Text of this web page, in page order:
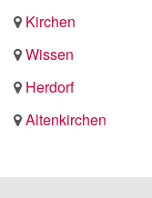
Kirchen
Wissen
Herdorf
Altenkirchen